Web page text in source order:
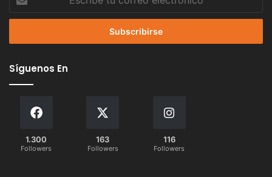
correo
Síguenos En
1.300
Followers
163
Followers
116
Followers